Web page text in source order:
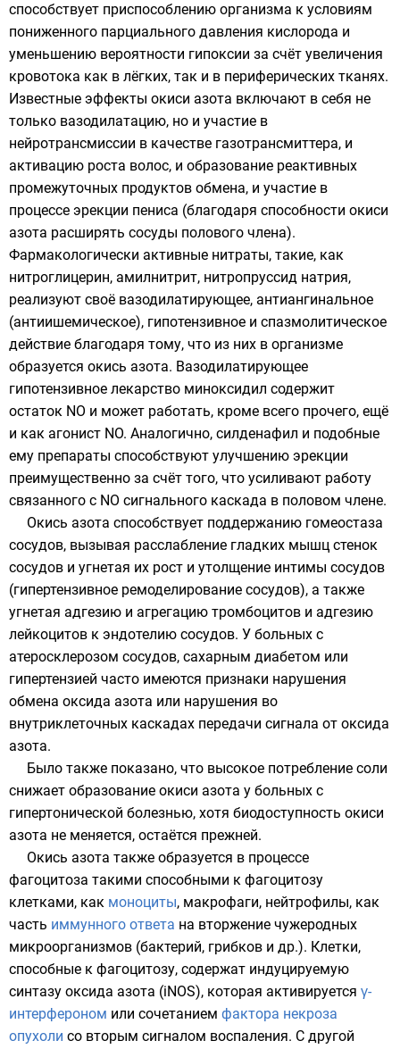
способствует приспособлению организма к условиям
пониженного парциального давления кислорода и
уменьшению вероятности гипоксии за счёт увеличения
кровотока как в лёгких, так и в периферических тканях.
Известные эффекты окиси азота включают в себя не
только вазодилатацию, но и участие в
нейротрансмиссии в качестве газотрансмиттера, и
активацию роста волос, и образование реактивных
промежуточных продуктов обмена, и участие в
процессе эрекции пениса (благодаря способности окиси
азота расширять сосуды полового члена).
Фармакологически активные нитраты, такие, как
нитроглицерин, амилнитрит, нитропруссид натрия,
реализуют своё вазодилатирующее, антиангинальное
(антиишемическое), гипотензивное и спазмолитическое
действие благодаря тому, что из них в организме
образуется окись азота. Вазодилатирующее
гипотензивное лекарство миноксидил содержит
остаток NO и может работать, кроме всего прочего, ещё
и как агонист NO. Аналогично, силденафил и подобные
ему препараты способствуют улучшению эрекции
преимущественно за счёт того, что усиливают работу
связанного с NO сигнального каскада в половом члене.
Окись азота способствует поддержанию гомеостаза
сосудов, вызывая расслабление гладких мышц стенок
сосудов и угнетая их рост и утолщение интимы сосудов
(гипертензивное ремоделирование сосудов), а также
угнетая адгезию и агрегацию тромбоцитов и адгезию
лейкоцитов к эндотелию сосудов. У больных с
атеросклерозом сосудов, сахарным диабетом или
гипертензией часто имеются признаки нарушения
обмена оксида азота или нарушения во
внутриклеточных каскадах передачи сигнала от оксида
азота.
Было также показано, что высокое потребление соли
снижает образование окиси азота у больных с
гипертонической болезнью, хотя биодоступность окиси
азота не меняется, остаётся прежней.
Окись азота также образуется в процессе
фагоцитоза такими способными к фагоцитозу
клетками, как моноциты, макрофаги, нейтрофилы, как
часть иммунного ответа на вторжение чужеродных
микроорганизмов (бактерий, грибков и др.). Клетки,
способные к фагоцитозу, содержат индуцируемую
синтазу оксида азота (iNOS), которая активируется γ-
интерфероном или сочетанием фактора некроза
опухоли со вторым сигналом воспаления. С другой